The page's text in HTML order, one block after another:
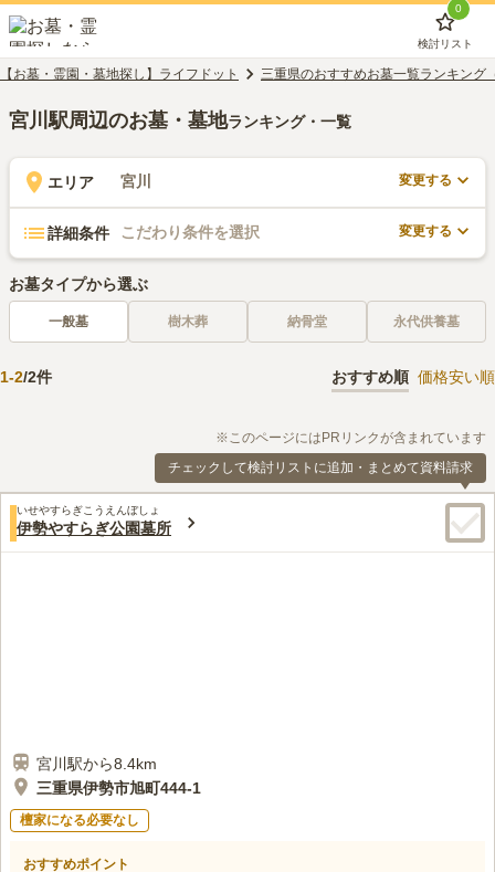
0
検討リスト
【お墓・霊園・墓地探し】ライフドット 三重県のおすすめお墓一覧ランキング
宮川駅周辺のお墓・墓地ランキング・一覧
エリア 宮川 変更する
詳細条件 こだわり条件を選択 変更する
お墓タイプから選ぶ
一般墓 樹木葬 納骨堂 永代供養墓
1-2/2件 おすすめ順 価格安い順
※このページにはPRリンクが含まれています
チェックして検討リストに追加・まとめて資料請求
いせやすらぎこうえんぼしょ
伊勢やすらぎ公園墓所
宮川駅から8.4km
三重県伊勢市旭町444-1
檀家になる必要なし
おすすめポイント